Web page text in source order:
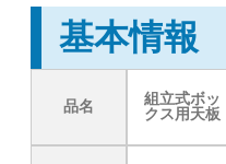
基本情報
品名
組立式ボッ
クス用天板